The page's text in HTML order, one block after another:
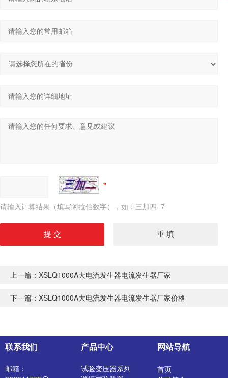
请输入计算结果（填写阿拉伯数字），如：三加四=7
上一篇： XSLQ1000A大电流发生器电流发生器厂家
下一篇： XSLQ1000A大电流发生器电流发生器厂家价格
联系我们
邮箱：
产品中心
试验变压器系列
网站导航
首页